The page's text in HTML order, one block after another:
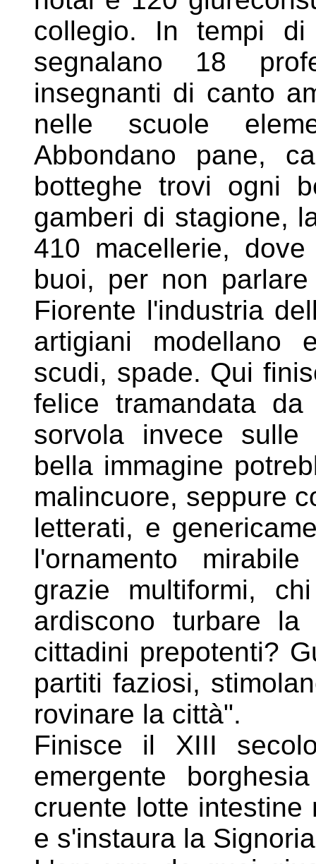
collegio. In tempi di
segnalano 18
insegnanti di canto
nelle scuole
Abbondano pane,
botteghe trovi ogni
gamberi di stagione,
410 macellerie,
buoi, per non
Fiorente l'industria
artigiani modellano
scudi, spade. Qui
felice tramandata
sorvola invece
bella immagine
malincuore, seppure
letterati, e
l'ornamento
grazie multiformi,
ardiscono turbare
cittadini prepotenti?
partiti faziosi,
rovinare la città".
Finisce il XIII
emergente
cruente lotte intestine
e s'instaura la